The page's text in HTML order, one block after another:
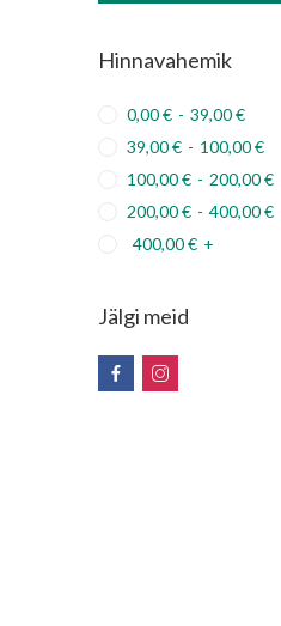
Hinnavahemik
0,00€ - 39,00€
39,00€ - 100,00€
100,00€ - 200,00€
200,00€ - 400,00€
400,00€ +
Jälgi meid